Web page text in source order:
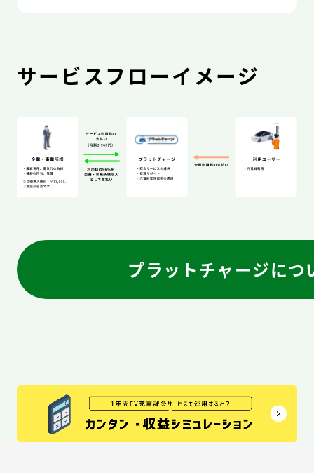
サービスフローイメージ
プラットチャージにつ